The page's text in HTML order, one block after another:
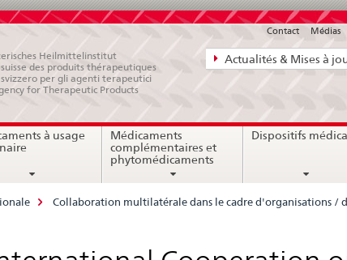
Navigation
directe:
bases
juridiques,
contact
Actualités & Mises à
Contact Médias
Heilmittelinstitut
des produits thérapeutiques
per gli agenti terapeutici
for Therapeutic Products
à usage
Médicaments
complémentaires et
phytomédicaments
Dispositifs
Collaboration multilatérale dans le cadre d'organisations /